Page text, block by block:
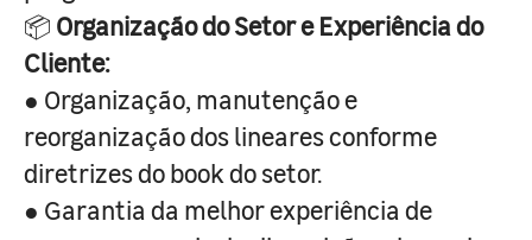
📦 Organização do Setor e Experiência do
Cliente:
● Organização, manutenção e
reorganização dos lineares conforme
diretrizes do book do setor.
● Garantia da melhor experiência de